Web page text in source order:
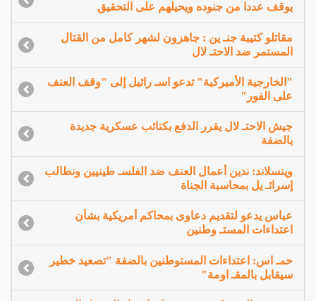
يوقف عددا من جنوده ويحيلهم على التحقيق
مقاتلو كتيبة جنـ ين : جاهزون لشهر كامل من القتال
المستمر ضد الاحتـ لال
"الخارجية الأميركية" تدعو اسـ رائيل إلى "وقف العنف
على الفور"
جيش الاحتـ لال يقرر الدفع بكتائب عسكرية جديدة
بالضفة
وينسلاند: ندين أعمال العنف ضد الفلسـ طينيين ونطالب
إسرائـ يل بمحاسبة الجناة
عباس يدعو لتقديم دعاوى بمحاكم أمريكية بشأن
اعتداءات المستـ وطنين
حمـ اس: اعتداءات المستوطنين بالضفة "تصعيد خطير
سيقابل بالمقـ اومة"